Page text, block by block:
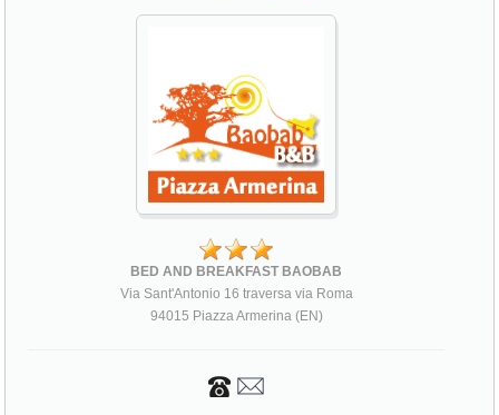
BED AND BREAKFAST BAOBAB
Via Sant'Antonio 16 traversa via Roma
94015 Piazza Armerina (EN)